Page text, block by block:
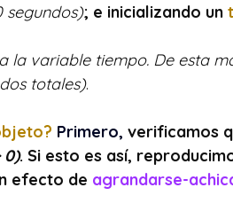
segundos); e inicializando un
la variable tiempo. De esta
totales).
Primero, verificamos
. Si esto es así,
efecto de agrandarse-